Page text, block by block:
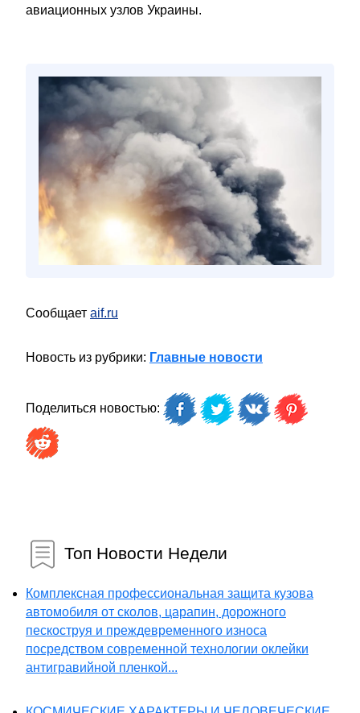
авиационных узлов Украины.
Сообщает aif.ru
Новость из рубрики: Главные новости
Поделиться новостью:
Топ Новости Недели
Комплексная профессиональная защита кузова
автомобиля от сколов, царапин, дорожного
пескоструя и преждевременного износа
посредством современной технологии оклейки
антигравийной пленкой...